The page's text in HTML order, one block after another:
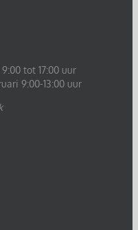
tot 17:00 uur
9:00-13:00 uur